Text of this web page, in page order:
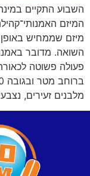
השבוע התקיים
מיזם שממחיש
השואה. מדובר
פעולה פשוטה
מלבנים זעירים,